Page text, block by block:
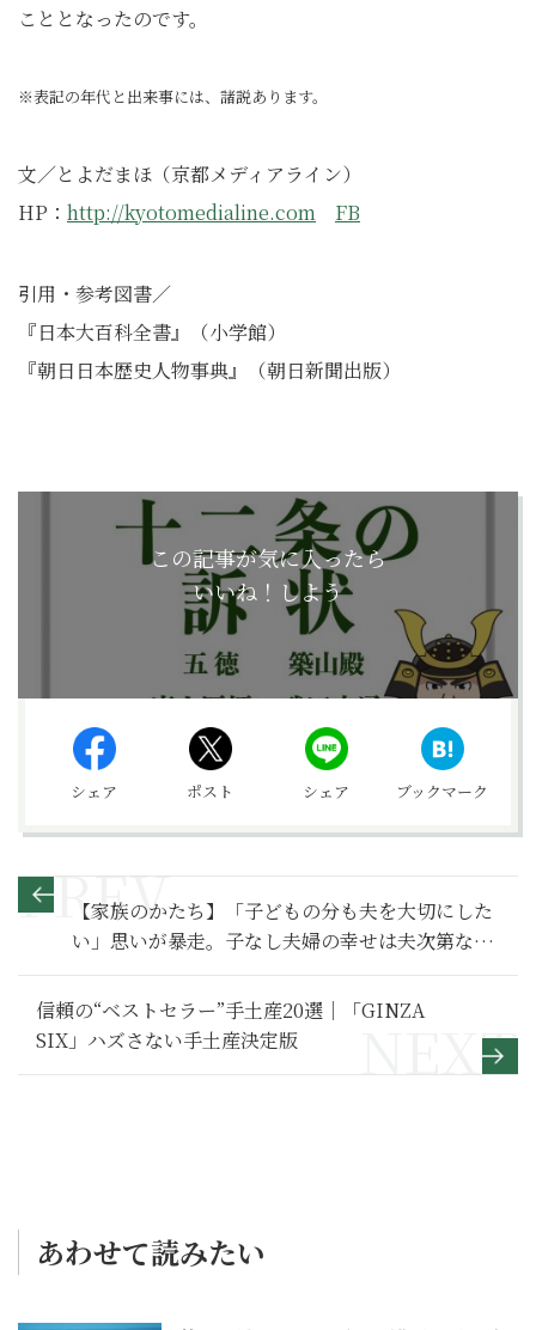
こととなったのです。
※表記の年代と出来事には、諸説あります。
⽂／とよだまほ（京都メディアライン）
HP： http://kyotomedialine.com FB
引用・参考図書／
『日本大百科全書』（小学館）
『朝日日本歴史人物事典』（朝日新聞出版）
この記事が気に入ったら
いいね！しよう
シェア ポスト シェア ブックマーク
【家族のかたち】「子どもの分も夫を大切にした
い」思いが暴走。子なし夫婦の幸せは夫次第なの
か～その２～
信頼の“ベストセラー”手土産20選｜「GINZA
SIX」ハズさない手土産決定版
あわせて読みたい